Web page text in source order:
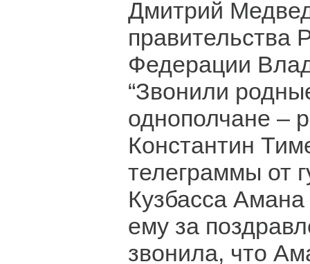
Дмитрий
правительства
Федерации
“Звонили
однополчане –
Константин
телеграммы от
Кузбасса
ему за
звонила, что